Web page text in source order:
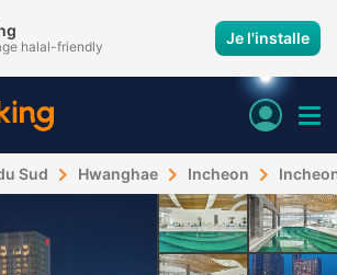
halal-friendly Je l'installe
Sud Hwanghae Incheon